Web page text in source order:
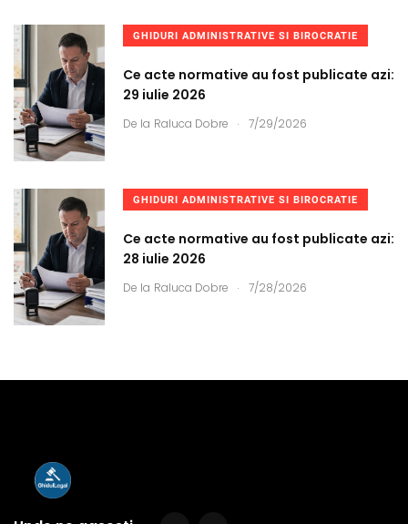
GHIDURI ADMINISTRATIVE SI BIROCRATIE
Ce acte normative au fost publicate azi:
29 iulie 2026
De la Raluca Dobre . 7/29/2026
GHIDURI ADMINISTRATIVE SI BIROCRATIE
Ce acte normative au fost publicate azi:
28 iulie 2026
De la Raluca Dobre . 7/28/2026